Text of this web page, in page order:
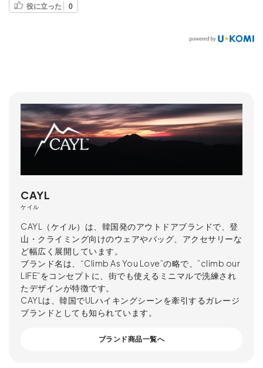
役に立った 0
CAYL
ケイル
CAYL（ケイル）は、韓国発のアウトドアブランドで、登
山・クライミング向けのウェアやバッグ、アクセサリーな
ど幅広く展開しています。
ブランド名は、“Climb As You Love”の略で、”climb our
LIFE”をコンセプトに、街でも使えるミニマルで洗練され
たデザインが特徴です。
CAYLは、韓国でULハイキングシーンを牽引するガレージ
ブランドとしても知られています。
ブランド商品一覧へ